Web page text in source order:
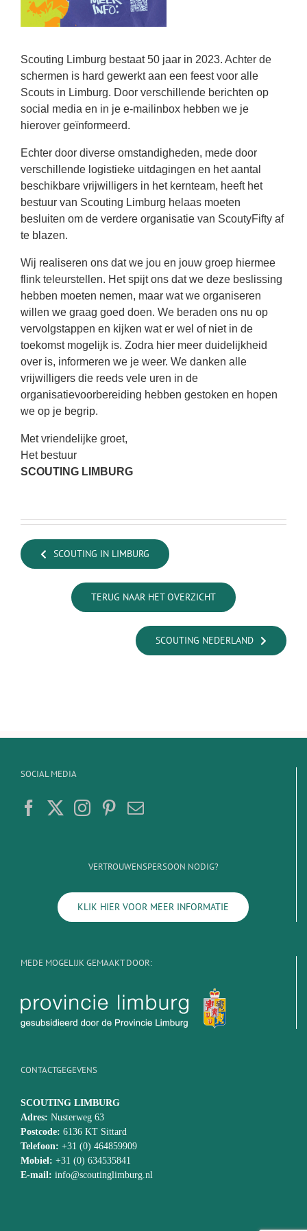
Scouting Limburg bestaat 50 jaar in 2023. Achter de
schermen is hard gewerkt aan een feest voor alle
Scouts in Limburg. Door verschillende berichten op
social media en in je e-mailinbox hebben we je
hierover geïnformeerd.
Echter door diverse omstandigheden, mede door
verschillende logistieke uitdagingen en het aantal
beschikbare vrijwilligers in het kernteam, heeft het
bestuur van Scouting Limburg helaas moeten
besluiten om de verdere organisatie van ScoutyFifty af
te blazen.
Wij realiseren ons dat we jou en jouw groep hiermee
flink teleurstellen. Het spijt ons dat we deze beslissing
hebben moeten nemen, maar wat we organiseren
willen we graag goed doen. We beraden ons nu op
vervolgstappen en kijken wat er wel of niet in de
toekomst mogelijk is. Zodra hier meer duidelijkheid
over is, informeren we je weer. We danken alle
vrijwilligers die reeds vele uren in de
organisatievoorbereiding hebben gestoken en hopen
we op je begrip.
Met vriendelijke groet,
Het bestuur
SCOUTING LIMBURG
SCOUTING IN LIMBURG
TERUG NAAR HET OVERZICHT
SCOUTING NEDERLAND
SOCIAL MEDIA
VERTROUWENSPERSOON NODIG?
KLIK HIER VOOR MEER INFORMATIE
MEDE MOGELIJK GEMAAKT DOOR:
CONTACTGEGEVENS
SCOUTING LIMBURG
Adres: Nusterweg 63
Postcode: 6136 KT Sittard
Telefoon: +31 (0) 464859909
Mobiel: +31 (0) 634535841
E-mail: info@scoutinglimburg.nl